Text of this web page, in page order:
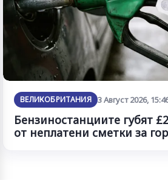
ВЕЛИКОБРИТАНИЯ 3 Август 2026,
Бензиностанциите губят
от неплатени сметки за